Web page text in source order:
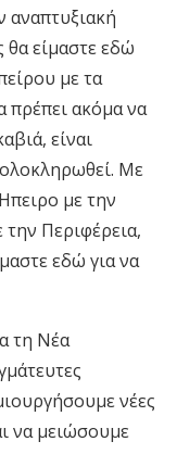
αναπτυξιακή
θα είμαστε εδώ
με τα
πρέπει ακόμα να
είναι
Με
με την
την Περιφέρεια,
εδώ για να
τη Νέα
νέες
να μειώσουμε